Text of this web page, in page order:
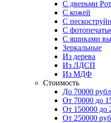
C дверьми
C кожей
C
C
C ящиками
Зеркальные
Из дерева
Из ЛДСП
Из МДФ
Стоимость
До 70000
От 70000 до
От 150000 до
От 250000